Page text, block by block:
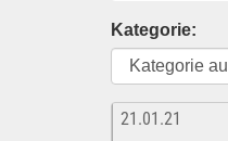
Kategorie:
21.01.21